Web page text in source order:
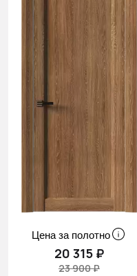
Цена за полотно
20 315 ₽
23 900 ₽